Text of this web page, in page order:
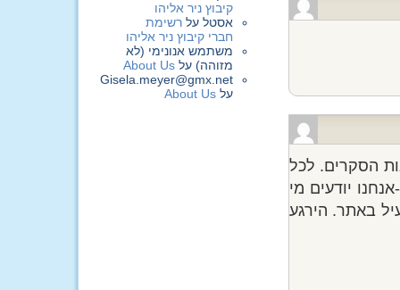
הסקרים. לכל
יודעים מי
באתר. הירגע
קיבוץ ניר אליהו
אסטל על רשימת
חברי קיבוץ ניר אליהו
משתמש אנונימי (לא
מזוהה) על About Us
Gisela.meyer@gmx.net
על About Us